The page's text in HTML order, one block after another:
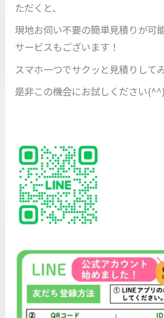
ただくと、
現地お伺い不要の簡単見積りが可
サービスもございます！
スマホ一つでサクッと見積りして
是非この機会にお試しください(^^)